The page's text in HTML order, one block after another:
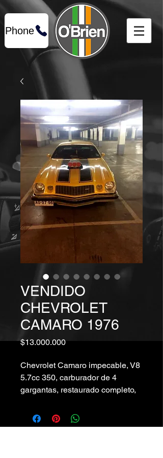
Phone
VENDIDO
CHEVROLET
CAMARO 1976
$13.000.000Precio
Chevrolet Camaro impecable, V8
5.7cc 350, carburador de 4
gargantas, restaurado completo,